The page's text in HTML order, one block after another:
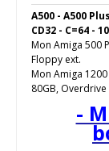
A500 - A500
CD32 - C=64 -
Mon Amiga 500
Floppy ext.
Mon Amiga
80GB, Overdrive
-